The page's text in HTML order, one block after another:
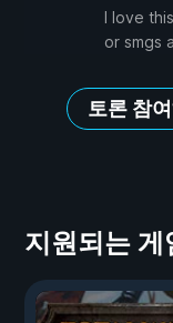
I love
or smgs
토론 참여
지원되는 게